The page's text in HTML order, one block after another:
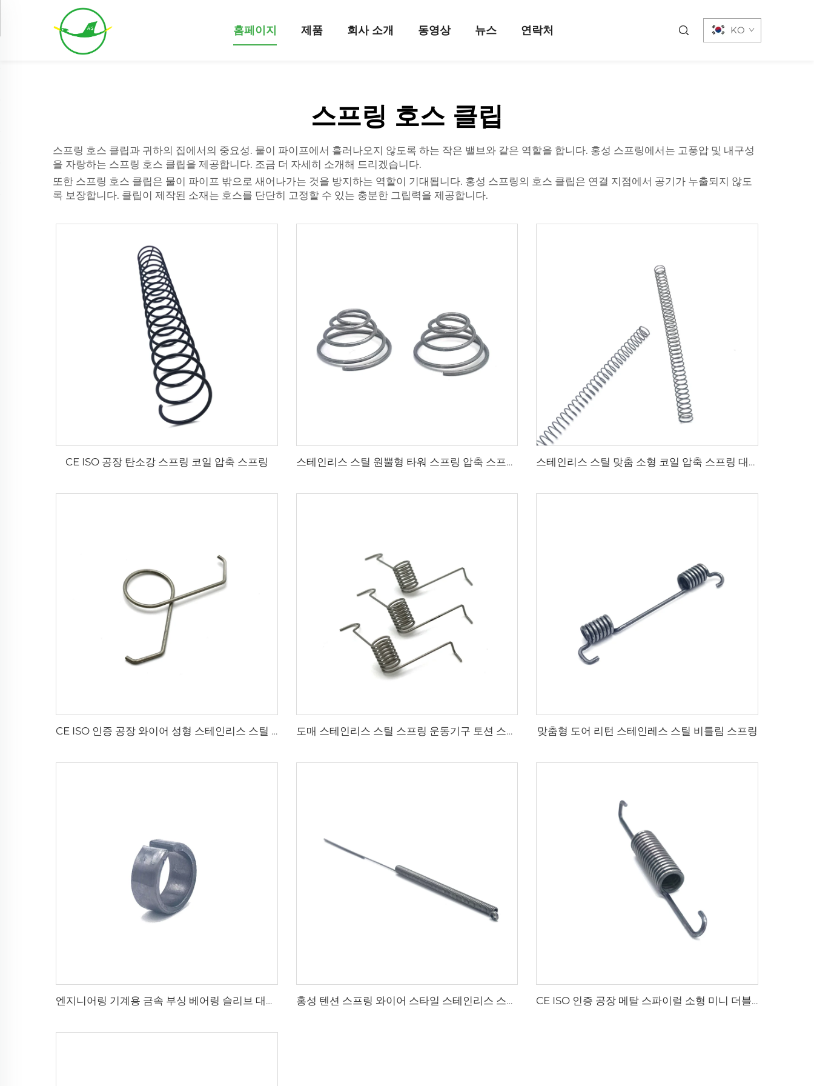
홈페이지 제품 회사 소개 동영상 뉴스 연락처 KO
스프링 호스 클립
스프링 호스 클립과 귀하의 집에서의 중요성. 물이 파이프에서 흘러나오지 않도록 하는 작은 밸브와 같은 역할을 합니다. 홍성 스프링에서는 고풍압 및 내구성
을 자랑하는 스프링 호스 클립을 제공합니다. 조금 더 자세히 소개해 드리겠습니다.
또한 스프링 호스 클립은 물이 파이프 밖으로 새어나가는 것을 방지하는 역할이 기대됩니다. 홍성 스프링의 호스 클립은 연결 지점에서 공기가 누출되지 않도
록 보장합니다. 클립이 제작된 소재는 호스를 단단히 고정할 수 있는 충분한 그립력을 제공합니다.
CE ISO 공장 탄소강 스프링 코일 압축 스프링 스테인리스 스틸 원뿔형 타워 스프링 압축 스프링 대량 판매 스테인리스 스틸 맞춤 소형 코일 압축 스프링 대량 판매
CE ISO 인증 공장 와이어 성형 스테인리스 스틸 더블 토션 스프링 클립 도매 스테인리스 스틸 스프링 운동기구 토션 스프링 맞춤형 도어 리턴 스테인레스 스틸 비틀림 스프링
엔지니어링 기계용 금속 부싱 베어링 슬리브 대량 판매 홍성 텐션 스프링 와이어 스타일 스테인리스 스틸 스프링 제작 CE ISO 인증 공장 메탈 스파이럴 소형 미니 더블 후크 익스텐션 스프링